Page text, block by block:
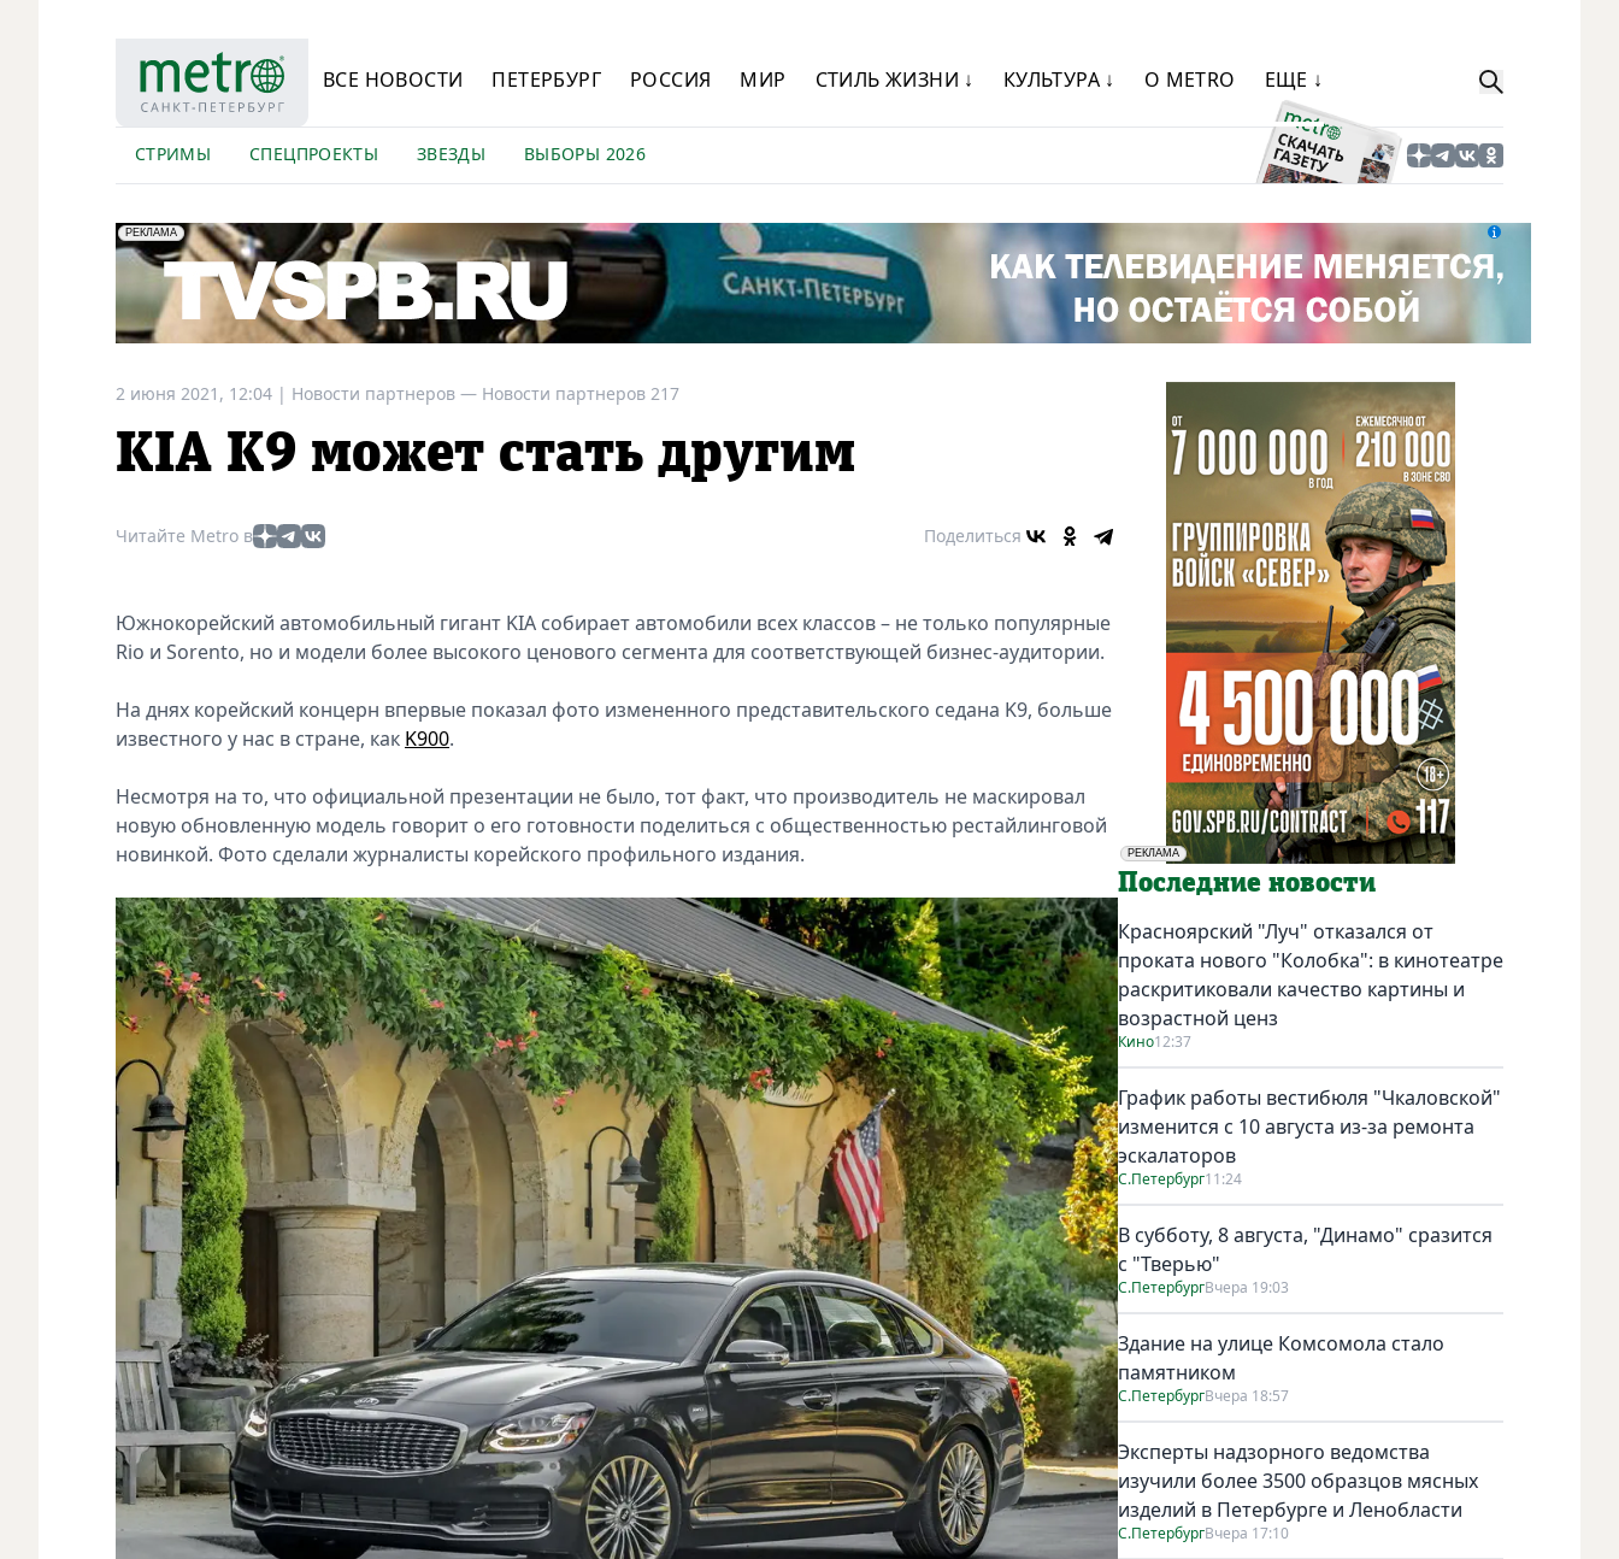
ВСЕ НОВОСТИ ПЕТЕРБУРГ РОССИЯ МИР СТИЛЬ ЖИЗНИ ↓ КУЛЬТУРА ↓ О METRO ЕЩЕ ↓
СТРИМЫ СПЕЦПРОЕКТЫ ЗВЕЗДЫ ВЫБОРЫ 2026
erid: LdtCK5Efv
РЕКЛАМА
АО "ГАТР", ИНН: 7841320717
2 июня 2021, 12:04 | Новости партнеров — Новости партнеров 217
KIA K9 может стать другим
Читайте Metro в Поделиться
Южнокорейский автомобильный гигант KIA собирает автомобили всех классов – не только популярные
Rio и Sorento, но и модели более высокого ценового сегмента для соответствующей бизнес-аудитории.
На днях корейский концерн впервые показал фото измененного представительского седана K9, больше
известного у нас в стране, как K900.
Несмотря на то, что официальной презентации не было, тот факт, что производитель не маскировал
новую обновленную модель говорит о его готовности поделиться с общественностью рестайлинговой
новинкой. Фото сделали журналисты корейского профильного издания.
РЕКЛАМА
Социальная реклама
Последние новости
Красноярский "Луч" отказался от
проката нового "Колобка": в кинотеатре
раскритиковали качество картины и
возрастной ценз
Кино12:37
График работы вестибюля "Чкаловской"
изменится с 10 августа из-за ремонта
эскалаторов
С.Петербург11:24
В субботу, 8 августа, "Динамо" сразится
с "Тверью"
С.ПетербургВчера 19:03
Здание на улице Комсомола стало
памятником
С.ПетербургВчера 18:57
Эксперты надзорного ведомства
изучили более 3500 образцов мясных
изделий в Петербурге и Ленобласти
С.ПетербургВчера 17:10